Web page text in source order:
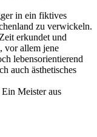
in ein fiktives
zu verwickeln.
erkundet und
vor allem jene
lebensorientierend
auch ästhetisches
Meister aus